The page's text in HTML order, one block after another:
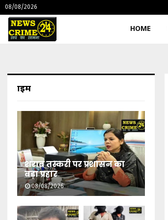
08/08/2026
HOME
क्राइम
शराब तस्करी पर प्रशासन का
बड़ा प्रहार
08/08/2026